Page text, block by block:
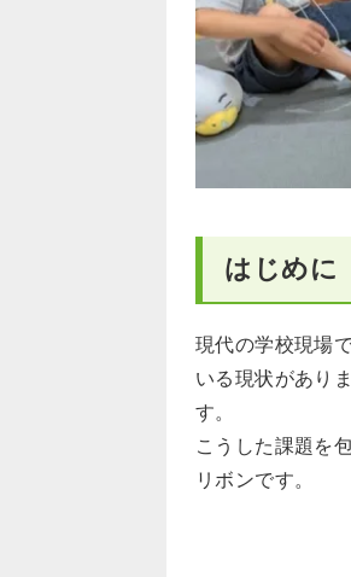
はじめに
現代の学校現場
いる現状があり
す。
こうした課題を
リボンです。